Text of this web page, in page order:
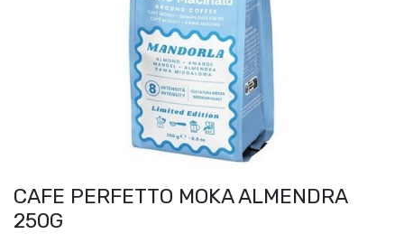
CAFE PERFETTO MOKA ALMENDRA
250G